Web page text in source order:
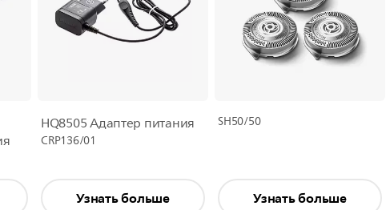
HQ8505 Адаптер питания
CRP136/01
Узнать больше
SH50/50
Узнать больше